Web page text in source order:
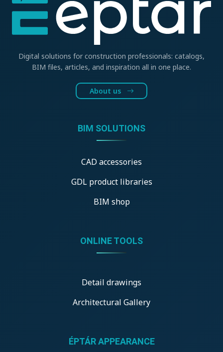
Digital solutions for construction professionals: catalogs,
BIM files, articles, and inspiration all in one place.
About us
BIM SOLUTIONS
CAD accessories
GDL product libraries
BIM shop
ONLINE TOOLS
Detail drawings
Architectural Gallery
ÉPTÁR APPEARANCE